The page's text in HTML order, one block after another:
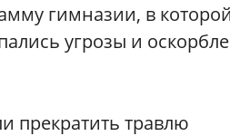
гимназии, в
угрозы и
прекратить травлю